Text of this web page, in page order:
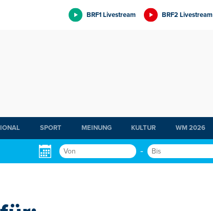
BRF1 Livestream BRF2 Livestream
SPORT MEINUNG KULTUR WM 2026
-